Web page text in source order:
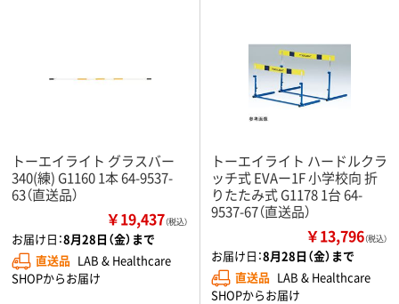
トーエイライト グラスバー
340(練) G1160 1本 64-9537-
63（直送品）
￥19,437（税込）
お届け日：8月28日（金）まで
直送品 LAB & Healthcare
SHOPからお届け
トーエイライト ハードルクラ
ッチ式 EVAー1F 小学校向 折
りたたみ式 G1178 1台 64-
9537-67（直送品）
￥13,796（税込）
お届け日：8月28日（金）まで
直送品 LAB & Healthcare
SHOPからお届け